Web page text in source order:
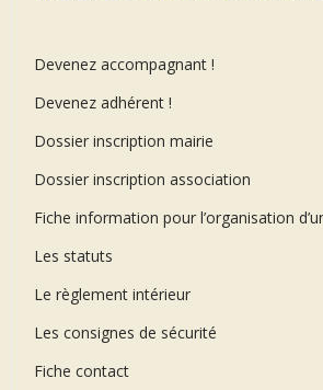
Devenez accompagnant !
Devenez adhérent !
Dossier inscription mairie
Dossier inscription association
Fiche information pour l’organisation
Les statuts
Le règlement intérieur
Les consignes de sécurité
Fiche contact